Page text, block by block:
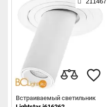
Встраиваемый светильник